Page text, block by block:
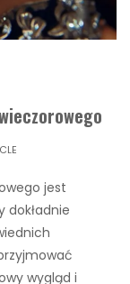
jest
dokładnie
wygląd i